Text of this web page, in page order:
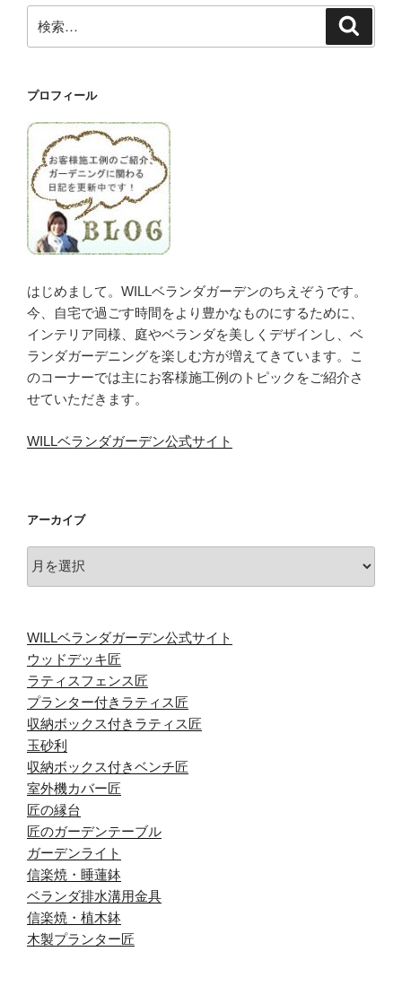
ー
ジ
り
ジ
ジ
索:
プロフィール
はじめまして。WILLベランダガーデンのちえぞうです。
今、自宅で過ごす時間をより豊かなものにするために、
インテリア同様、庭やベランダを美しくデザインし、ベ
ランダガーデニングを楽しむ方が増えてきています。こ
のコーナーでは主にお客様施工例のトピックをご紹介さ
せていただきます。
WILLベランダガーデン公式サイト
アーカイブ
ー
ブ
WILLベランダガーデン公式サイト
ウッドデッキ匠
ラティスフェンス匠
プランター付きラティス匠
収納ボックス付きラティス匠
玉砂利
収納ボックス付きベンチ匠
室外機カバー匠
匠の縁台
匠のガーデンテーブル
ガーデンライト
信楽焼・睡蓮鉢
ベランダ排水溝用金具
信楽焼・植木鉢
木製プランター匠